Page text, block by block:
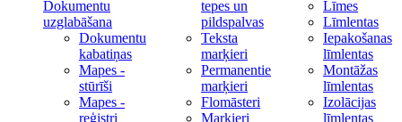
Dokumentu
uzglabāšana
Dokumentu
kabatiņas
Mapes -
stūrīši
Mapes -
reģistri
tepes un
pildspalvas
Teksta
marķieri
Permanentie
marķieri
Flomāsteri
Marķieri
Līmes
Līmlentas
Iepakošanas
līmlentas
Montāžas
līmlentas
Izolācijas
līmlentas